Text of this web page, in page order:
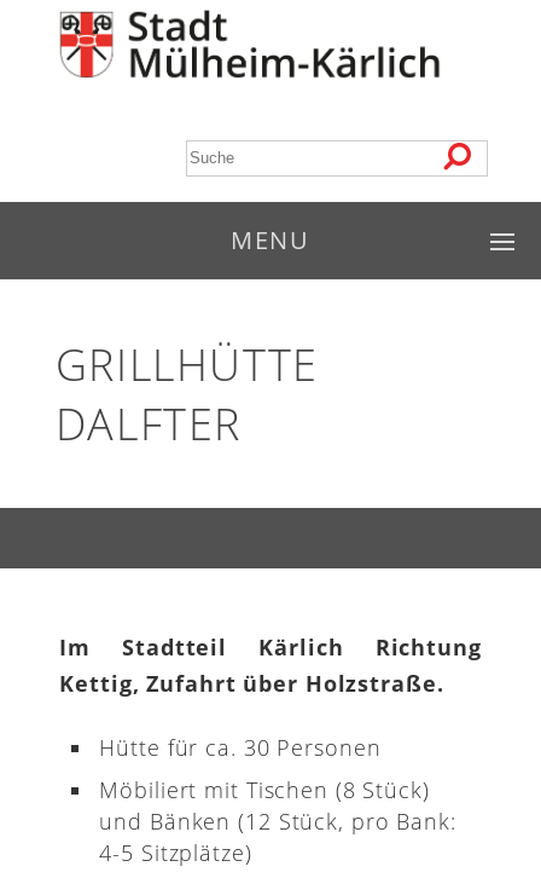
MENU
GRILLHÜTTE
DALFTER
Im Stadtteil Kärlich Richtung
Kettig, Zufahrt über Holzstraße.
Hütte für ca. 30 Personen
Möbiliert mit Tischen (8 Stück)
und Bänken (12 Stück, pro Bank:
4-5 Sitzplätze)